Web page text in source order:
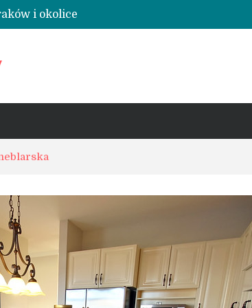
i okolice
zaufania
szkolenie, loty widokowe i lądowiska